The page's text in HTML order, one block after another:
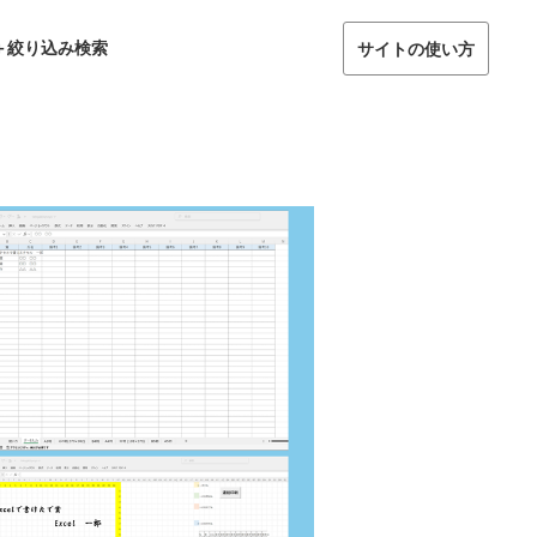
絞り込み検索 サイトの使い方